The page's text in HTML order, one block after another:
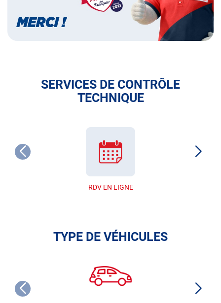
SERVICES DE CONTRÔLE
TECHNIQUE
RDV EN LIGNE
TYPE DE VÉHICULES